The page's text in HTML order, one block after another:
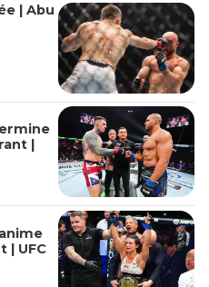
| Abu
|
| UFC